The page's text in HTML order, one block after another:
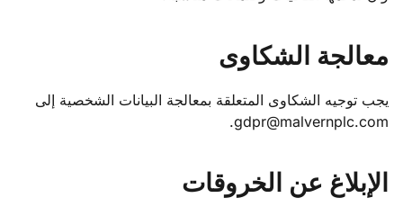
معالجة الشكاوى
يجب توجيه الشكاوى المتعلقة بمعالجة البيانات الشخصية إلى
gdpr@malvernplc.com.
الإبلاغ عن الخروقات